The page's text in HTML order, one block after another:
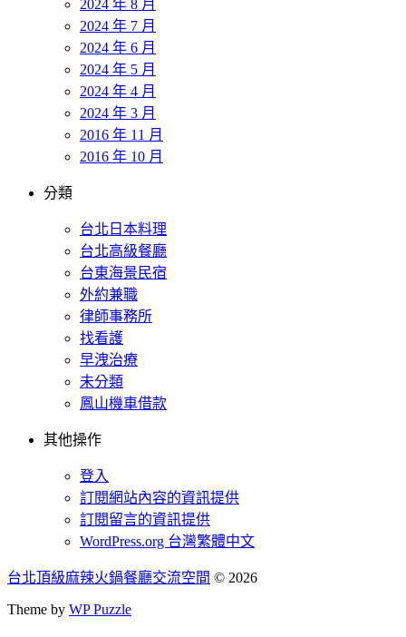
2024 年 8 月
2024 年 7 月
2024 年 6 月
2024 年 5 月
2024 年 4 月
2024 年 3 月
2016 年 11 月
2016 年 10 月
分類
台北日本料理
台北高級餐廳
台東海景民宿
外約兼職
律師事務所
找看護
早洩治療
未分類
鳳山機車借款
其他操作
登入
訂閱網站內容的資訊提供
訂閱留言的資訊提供
WordPress.org 台灣繁體中文
台北頂級麻辣火鍋餐廳交流空間 © 2026
Theme by WP Puzzle